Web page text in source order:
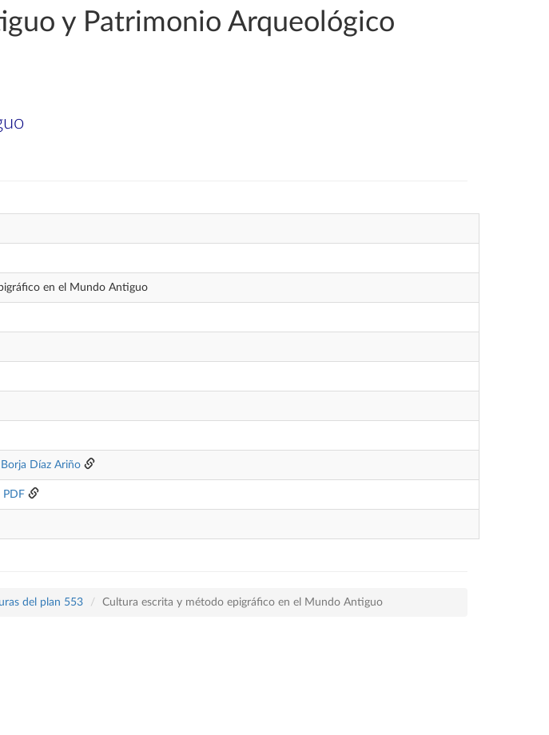
y Patrimonio Arqueológico
en el Mundo Antiguo
Borja Díaz Ariño
PDF
del plan 553 Cultura escrita y método epigráfico en el Mundo Antiguo